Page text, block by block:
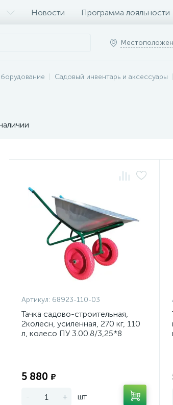
Новости Программа лояльности
Садовый инвентарь и аксессуары
Артикул: 68923-110-03
Тачка садово-строительная,
2колесн, усиленная, 270 кг, 110
л, колесо ПУ 3.00.8/3,25*8
5 880 ₽
- + шт